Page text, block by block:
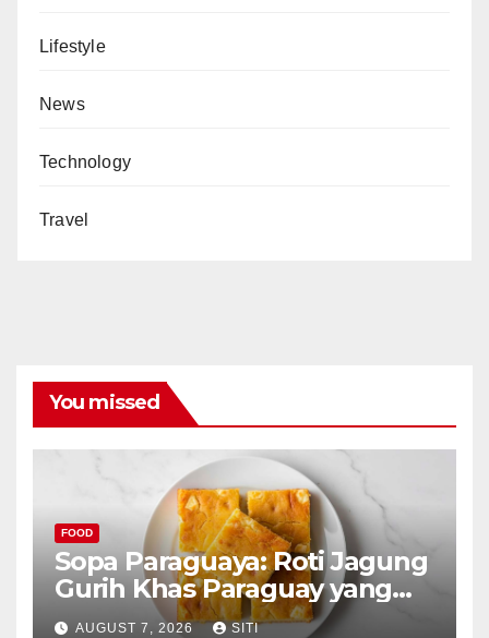
Lifestyle
News
Technology
Travel
You missed
FOOD
Sopa Paraguaya: Roti Jagung
Gurih Khas Paraguay yang
Unik
AUGUST 7, 2026 SITI